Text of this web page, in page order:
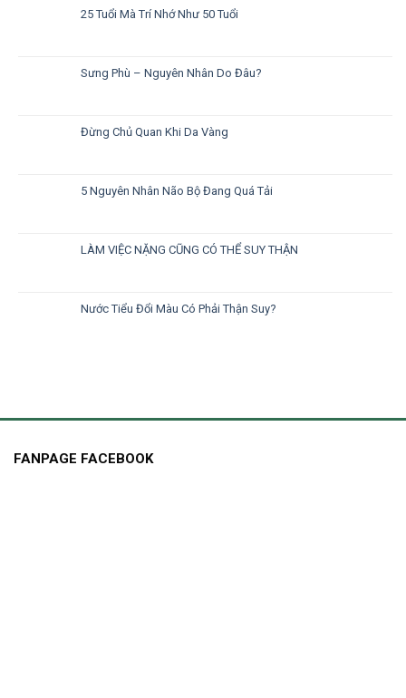
25 Tuổi Mà Trí Nhớ Như 50 Tuổi
Sưng Phù – Nguyên Nhân Do Đâu?
Đừng Chủ Quan Khi Da Vàng
5 Nguyên Nhân Não Bộ Đang Quá Tải
LÀM VIỆC NẶNG CŨNG CÓ THỂ SUY THẬN
Nước Tiểu Đổi Màu Có Phải Thận Suy?
FANPAGE FACEBOOK